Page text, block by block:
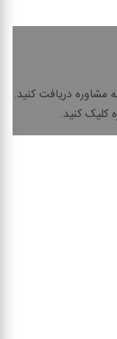
مشاوره دریافت کنید.
کلیک کنید.